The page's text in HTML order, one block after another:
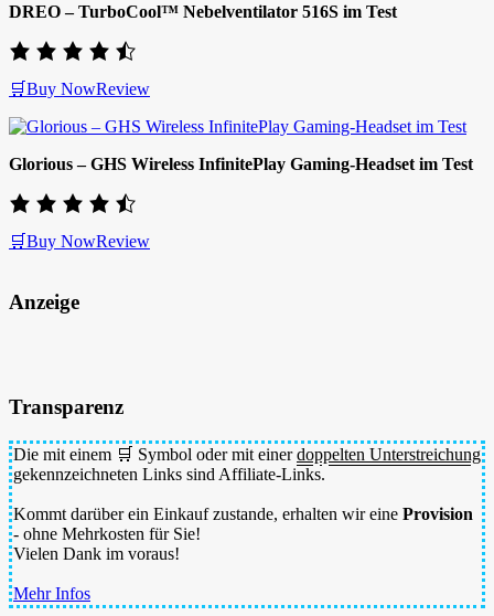
DREO – TurboCool™ Nebelventilator 516S im Test
🛒Buy NowReview
Glorious – GHS Wireless InfinitePlay Gaming-Headset im Test
🛒Buy NowReview
Anzeige
Transparenz
Die mit einem 🛒 Symbol oder mit einerdoppelten Unterstreichung
gekennzeichneten Links sind Affiliate-Links.
Kommt darüber ein Einkauf zustande, erhalten wir eine Provision
- ohne Mehrkosten für Sie!
Vielen Dank im voraus!
Mehr Infos